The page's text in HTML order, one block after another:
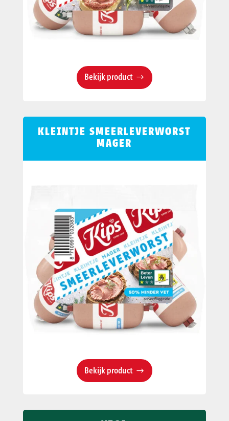
Bekijk product
KLEINTJE SMEERLEVERWORST
MAGER
Bekijk product